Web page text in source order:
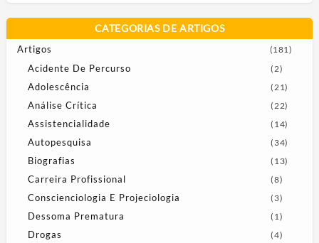
CATEGORIAS DE ARTIGOS
Artigos (181)
Acidente De Percurso (2)
Adolescência (21)
Análise Crítica (22)
Assistencialidade (14)
Autopesquisa (34)
Biografias (13)
Carreira Profissional (8)
Conscienciologia E Projeciologia (3)
Dessoma Prematura (1)
Drogas (4)